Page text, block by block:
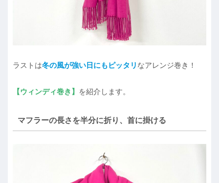
ラストは冬の風が強い日にもピッタリ なアレンジ巻き！
【ウィンディ巻き】 を紹介します。
マフラーの長さを半分に折り、首に掛ける